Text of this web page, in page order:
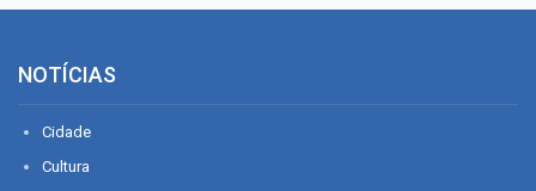
NOTÍCIAS
Cidade
Cultura